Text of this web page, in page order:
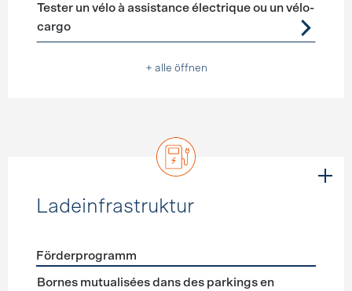
Tester un vélo à assistance électrique ou un vélo-
cargo
+ alle öffnen
Ladeinfrastruktur
Förderprogramme Ladeinfrastruktur
Förderprogramm
Bornes mutualisées dans des parkings en